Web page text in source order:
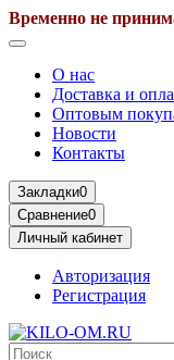
Временно не
О нас
Доставка и
Оптовым
Новости
Контакты
Закладки0
Сравнение0
Личный кабинет
Авторизация
Регистрация